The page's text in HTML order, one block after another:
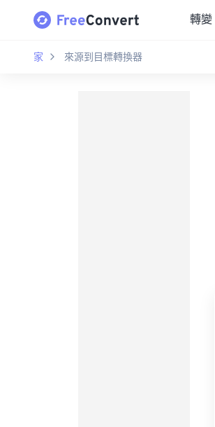
轉變
家 來源到目標轉換器